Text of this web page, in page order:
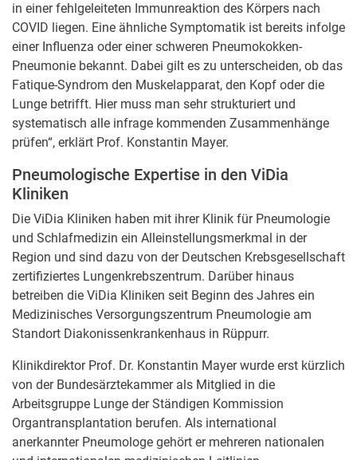
in einer fehlgeleiteten Immunreaktion des Körpers nach
COVID liegen. Eine ähnliche Symptomatik ist bereits infolge
einer Influenza oder einer schweren Pneumokokken-
Pneumonie bekannt. Dabei gilt es zu unterscheiden, ob das
Fatique-Syndrom den Muskelapparat, den Kopf oder die
Lunge betrifft. Hier muss man sehr strukturiert und
systematisch alle infrage kommenden Zusammenhänge
prüfen“, erklärt Prof. Konstantin Mayer.
Pneumologische Expertise in den ViDia
Kliniken
Die ViDia Kliniken haben mit ihrer Klinik für Pneumologie
und Schlafmedizin ein Alleinstellungsmerkmal in der
Region und sind dazu von der Deutschen Krebsgesellschaft
zertifiziertes Lungenkrebszentrum. Darüber hinaus
betreiben die ViDia Kliniken seit Beginn des Jahres ein
Medizinisches Versorgungszentrum Pneumologie am
Standort Diakonissenkrankenhaus in Rüppurr.
Klinikdirektor Prof. Dr. Konstantin Mayer wurde erst kürzlich
von der Bundesärztekammer als Mitglied in die
Arbeitsgruppe Lunge der Ständigen Kommission
Organtransplantation berufen. Als international
anerkannter Pneumologe gehört er mehreren nationalen